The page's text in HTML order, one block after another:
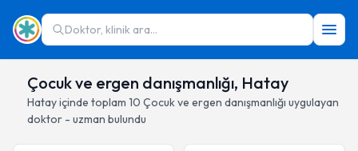
Doktor, klinik ara...
Çocuk ve ergen danışmanlığı, Hatay
Hatayiçinde toplam 10 Çocuk ve ergen danışmanlığı uygulayan
doktor - uzman bulundu